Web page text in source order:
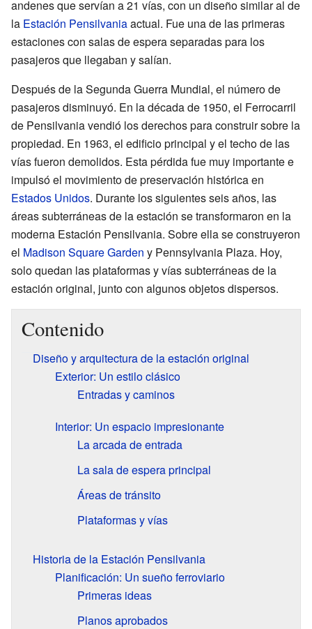
andenes que servían a 21 vías, con un diseño similar al de
la Estación Pensilvaniaactual. Fue una de las primeras
estaciones con salas de espera separadas para los
pasajeros que llegaban y salían.
Después de la Segunda Guerra Mundial, el número de
pasajeros disminuyó. En la década de 1950, el Ferrocarril
de Pensilvania vendió los derechos para construir sobre la
propiedad. En 1963, el edificio principal y el techo de las
vías fueron demolidos. Esta pérdida fue muy importante e
impulsó el movimiento de preservación histórica en
Estados Unidos. Durante los siguientes seis años, las
áreas subterráneas de la estación se transformaron en la
moderna Estación Pensilvania. Sobre ella se construyeron
el Madison Square Garden y Pennsylvania Plaza. Hoy,
solo quedan las plataformas y vías subterráneas de la
estación original, junto con algunos objetos dispersos.
Contenido
Diseño y arquitectura de la estación original
Exterior: Un estilo clásico
Entradas y caminos
Interior: Un espacio impresionante
La arcada de entrada
La sala de espera principal
Áreas de tránsito
Plataformas y vías
Historia de la Estación Pensilvania
Planificación: Un sueño ferroviario
Primeras ideas
Planos aprobados